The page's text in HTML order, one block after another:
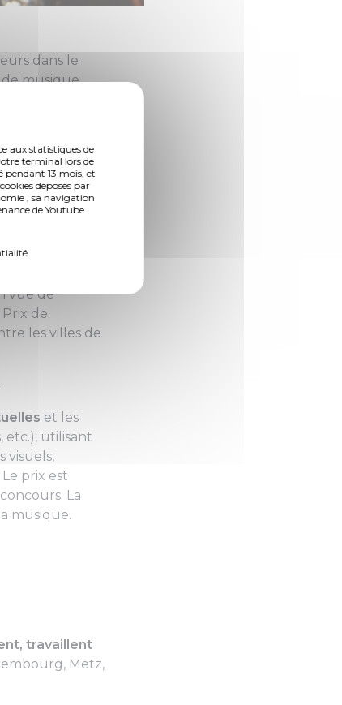
aux statistiques de
terminal lors de
pendant 13 mois, et
déposés par
, sa navigation
de Youtube.
dans le
musique
région
de contribuer
des
vue de
de
les villes de
et les
etc.), utilisant
visuels,
prix est
La
musique.
travaillent
Metz,